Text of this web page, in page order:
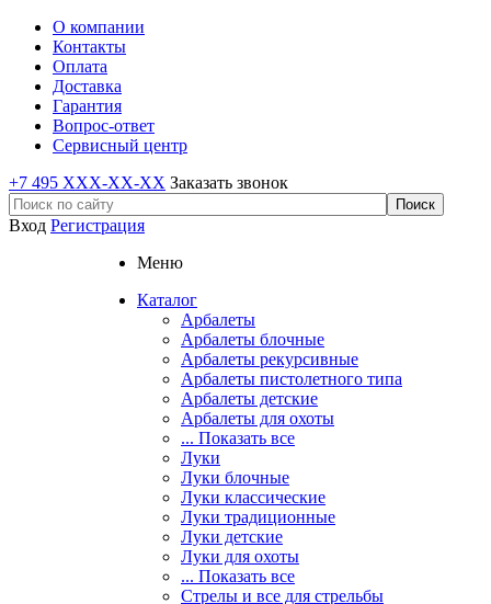
О компании
Контакты
Оплата
Доставка
Гарантия
Вопрос-ответ
Сервисный центр
+7 495 XXX-XX-XX Заказать звонок
Вход Регистрация
Меню
Каталог
Арбалеты
Арбалеты блочные
Арбалеты рекурсивные
Арбалеты пистолетного типа
Арбалеты детские
Арбалеты для охоты
... Показать все
Луки
Луки блочные
Луки классические
Луки традиционные
Луки детские
Луки для охоты
... Показать все
Стрелы и все для стрельбы